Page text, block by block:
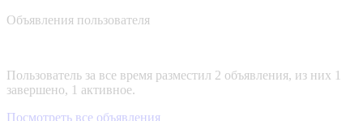
Объявления пользователя
Пользователь за все время разместил 2 объявления, из них 1
завершено, 1 активное.
Посмотреть все объявления